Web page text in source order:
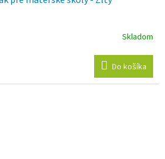
Skladom
Do košíka